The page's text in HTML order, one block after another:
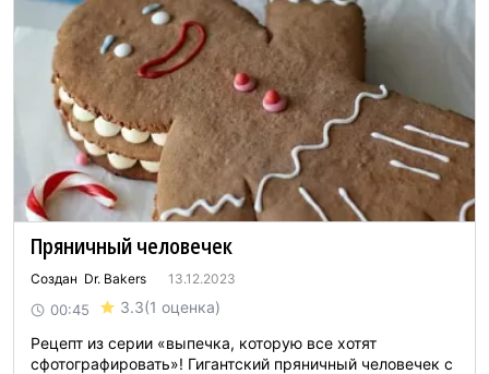
Пряничный человечек
Создан Dr. Bakers 13.12.2023
00:45 3.3(1 оценка)
Рецепт из серии «выпечка, которую все хотят
сфотографировать»! Гигантский пряничный человечек с